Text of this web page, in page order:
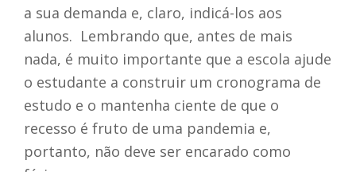
a sua demanda e, claro, indicá-los aos
alunos. Lembrando que, antes de mais
nada, é muito importante que a escola ajude
o estudante a construir um cronograma de
estudo e o mantenha ciente de que o
recesso é fruto de uma pandemia e,
portanto, não deve ser encarado como